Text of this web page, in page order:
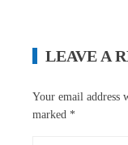
LEAVE A
Your email address
marked *